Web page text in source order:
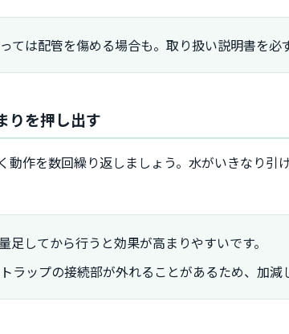
ては配管を傷める場合も。取り扱い説明書を必
りを押し出す
作を数回繰り返しましょう。水がいきなり引
足してから行うと効果が高まりやすいです。
ラップの接続部が外れることがあるため、加減